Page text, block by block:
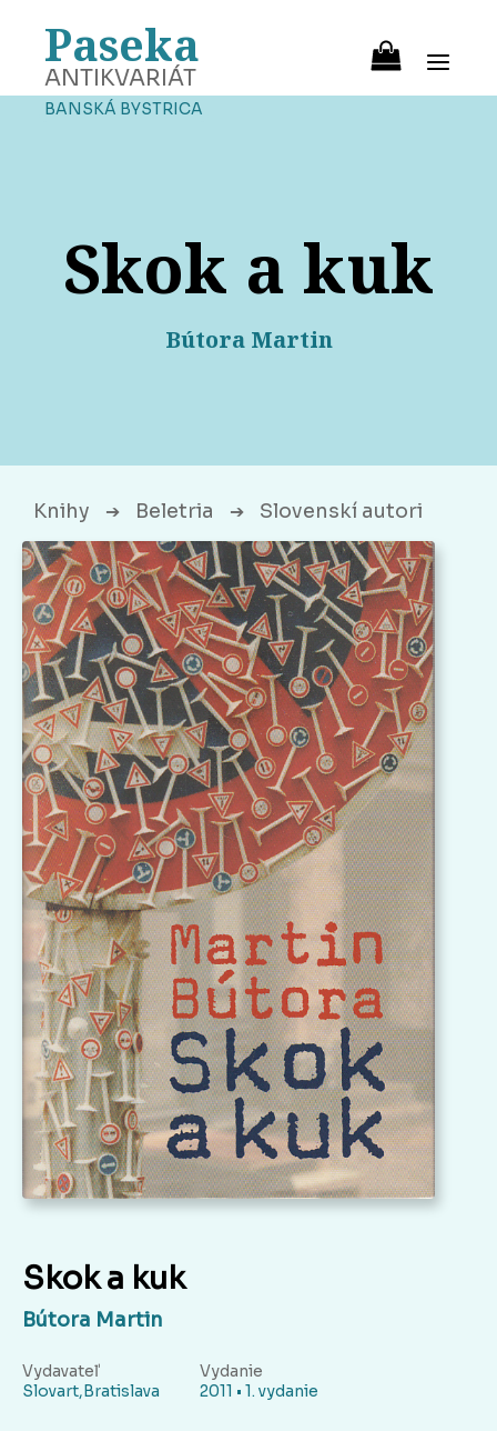
Paseka
ANTIKVARIÁT
BANSKÁ BYSTRICA
Skok a kuk
Bútora Martin
Knihy ➔ Beletria ➔ Slovenskí autori
Skok a kuk
Bútora Martin
Vydavateľ
Slovart,Bratislava
Vydanie
2011 • 1. vydanie